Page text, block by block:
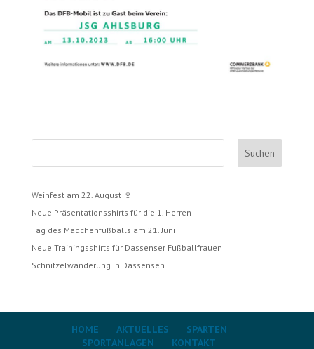
Suchen
Weinfest am 22. August 🍷
Neue Präsentationsshirts für die 1. Herren
Tag des Mädchenfußballs am 21. Juni
Neue Trainingsshirts für Dassenser Fußballfrauen
Schnitzelwanderung in Dassensen
HOME AKTUELLES
SPARTEN
SPORTANLAGEN
KONTAKT